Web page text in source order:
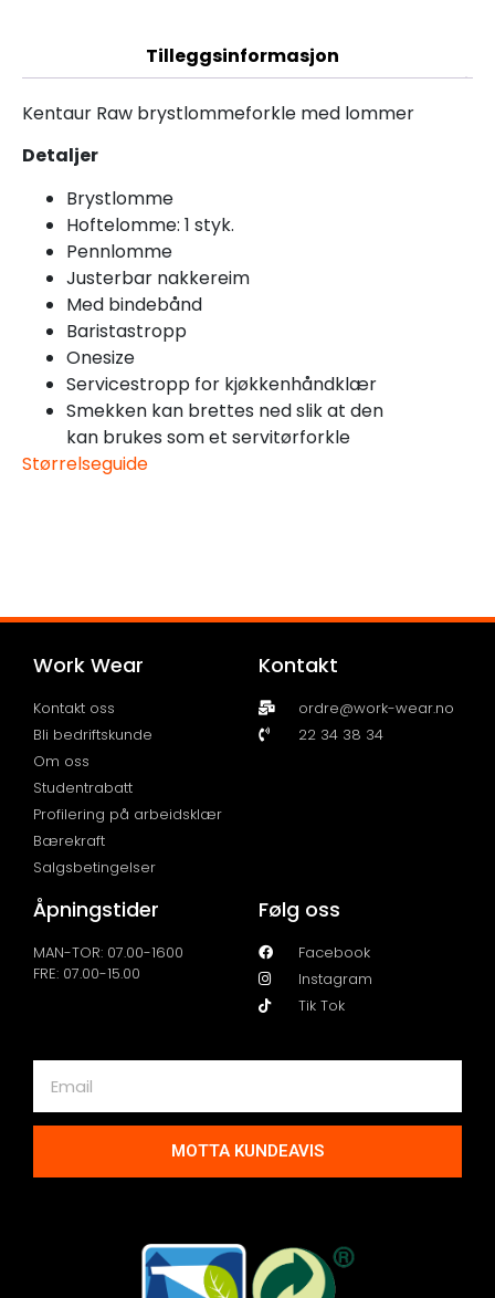
Tilleggsinformasjon
Kentaur Raw brystlommeforkle med lommer
Detaljer
Brystlomme
Hoftelomme: 1 styk.
Pennlomme
Justerbar nakkereim
Med bindebånd
Baristastropp
Onesize
Servicestropp for kjøkkenhåndklær
Smekken kan brettes ned slik at den
kan brukes som et servitørforkle
Størrelseguide
Work Wear
Kontakt oss
Bli bedriftskunde
Om oss
Studentrabatt
Profilering på arbeidsklær
Bærekraft
Salgsbetingelser
Kontakt
ordre@work-wear.no
22 34 38 34
Åpningstider
MAN-TOR: 07.00-1600
FRE: 07.00-15.00
Følg oss
Facebook
Instagram
Tik Tok
MOTTA KUNDEAVIS